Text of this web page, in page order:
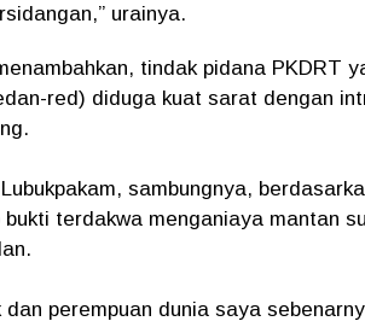
urainya.
tindak pidana PKDRT
red) diduga kuat sarat dengan
sambungnya,
terdakwa menganiaya mantan
dan perempuan dunia saya